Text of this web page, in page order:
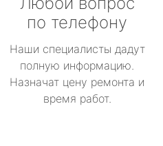
по телефону
Наши специалисты дадут
полную информацию.
Назначат цену ремонта и
время работ.